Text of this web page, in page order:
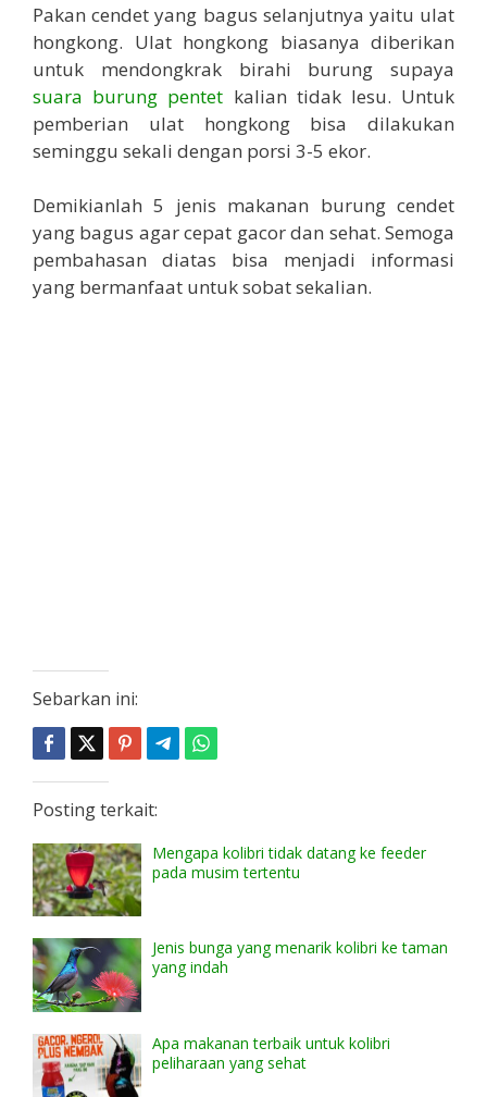
Pakan cendet yang bagus selanjutnya yaitu ulat
hongkong. Ulat hongkong biasanya diberikan
untuk mendongkrak birahi burung supaya
suara burung pentet kalian tidak lesu. Untuk
pemberian ulat hongkong bisa dilakukan
seminggu sekali dengan porsi 3-5 ekor.
Demikianlah 5 jenis makanan burung cendet
yang bagus agar cepat gacor dan sehat. Semoga
pembahasan diatas bisa menjadi informasi
yang bermanfaat untuk sobat sekalian.
Sebarkan ini:
Posting terkait:
Mengapa kolibri tidak datang ke feeder
pada musim tertentu
Jenis bunga yang menarik kolibri ke taman
yang indah
Apa makanan terbaik untuk kolibri
peliharaan yang sehat